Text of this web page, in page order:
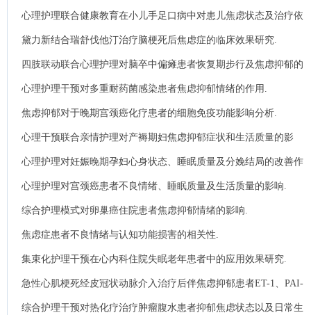
影响.
心理护理联合健康教育在小儿手足口病中对患儿焦虑状态及治疗依
从性的效果分析.
黛力新结合瑞舒伐他汀治疗脑梗死后焦虑症的临床效果研究.
四肢联动联合心理护理对脑卒中偏瘫患者恢复期步行及焦虑抑郁的
影响.
心理护理干预对多重耐药菌感染患者焦虑抑郁情绪的作用.
焦虑抑郁对于晚期宫颈癌化疗患者的细胞免疫功能影响分析.
心理干预联合亲情护理对产褥期妇焦虑抑郁症状和生活质量的影
响.
心理护理对妊娠晚期孕妇心身状态、睡眠质量及分娩结局的改善作
用.
心理护理对宫颈癌患者不良情绪、睡眠质量及生活质量的影响.
综合护理模式对卵巢癌住院患者焦虑抑郁情绪的影响.
焦虑症患者不良情绪与认知功能损害的相关性.
集束化护理干预在心内科住院失眠老年患者中的应用效果研究.
急性心肌梗死经皮冠状动脉介入治疗后伴焦虑抑郁患者ET-1、PAI-
1及hs-CRP浓度分析.
综合护理干预对热化疗治疗肿瘤腹水患者抑郁焦虑状态以及日常生